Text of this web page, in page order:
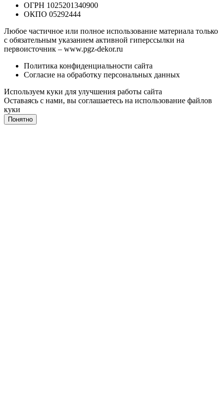
ОГРН 1025201340900
ОКПО 05292444
Любое частичное или полное использование материала только
с обязательным указанием активной гиперссылки на
первоисточник – www.pgz-dekor.ru
Политика конфиденциальности сайта
Согласие на обработку персональных данных
Используем куки для улучшения работы сайта
Оставаясь с нами, вы соглашаетесь на использование файлов
куки
Понятно